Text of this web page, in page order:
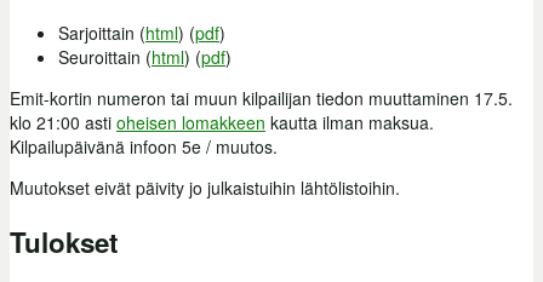
Sarjoittain (html) (pdf)
Seuroittain (html) (pdf)
Emit-kortin numeron tai muun kilpailijan tiedon muuttaminen 17.5.
klo 21:00 asti oheisen lomakkeen kautta ilman maksua.
Kilpailupäivänä infoon 5e / muutos.
Muutokset eivät päivity jo julkaistuihin lähtölistoihin.
Tulokset